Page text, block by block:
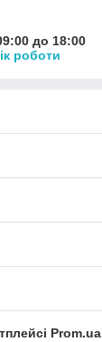
до 18:00
роботи
Prom.ua